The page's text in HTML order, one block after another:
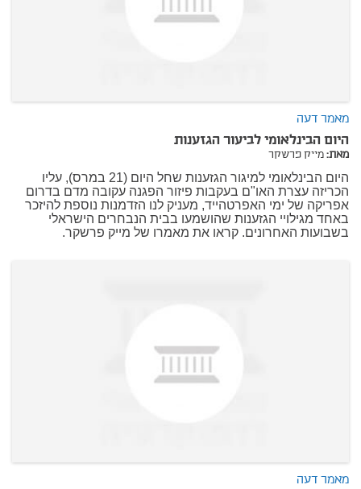
מאמר דעה
היום הבינלאומי לביעור הגזענות
מאת:מייק פרשקר
היום הבינלאומי למיגור הגזענות שחל היום (21 במרס), עליו
הכריזה עצרת האו"ם בעקבות פיזור הפגנה עקובה מדם בדרום
אפריקה של ימי האפרטהייד, מעניק לנו הזדמנות נוספת להיזכר
באחד מגילויי הגזענות שהושמעו בבית הנבחרים הישראלי
בשבועות האחרונים. קראו את מאמרו של מייק פרשקר.
מאמר דעה